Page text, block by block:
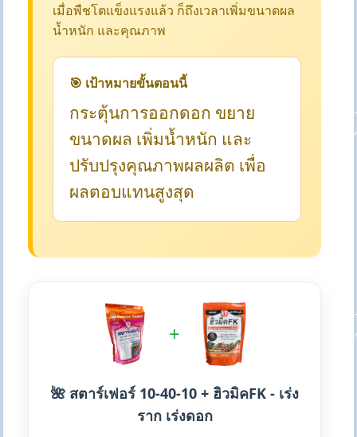
เมื่อพืชโตแข็งแรงแล้ว ก็ถึงเวลาเพิ่มขนาดผล
น้ำหนัก และคุณภาพ
🎯 เป้าหมายขั้นตอนนี้
กระตุ้นการออกดอก ขยาย
ขนาดผล เพิ่มน้ำหนัก และ
ปรับปรุงคุณภาพผลผลิต เพื่อ
ผลตอบแทนสูงสุด
+
🌺 สตาร์เฟอร์ 10-40-10 + ฮิวมิคFK - เร่ง
ราก เร่งดอก